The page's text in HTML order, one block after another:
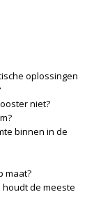
oplossingen
niet?
binnen in de
maat?
de meeste